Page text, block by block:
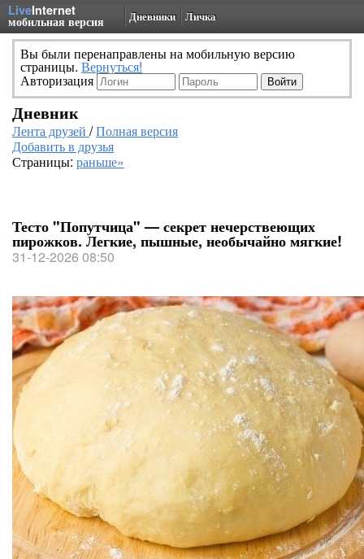
LiveInternet
мобильная версия Дневники Личка
Вы были перенаправлены на мобильную версию
страницы. Вернуться!
Авторизация
Дневник
Лента друзей /Полная версия
Добавить в друзья
Страницы: раньше»
Тесто "Попутчица" — секрет нечерствеющих
пирожков. Легкие, пышные, необычайно мягкие!
31-12-2026 08:50